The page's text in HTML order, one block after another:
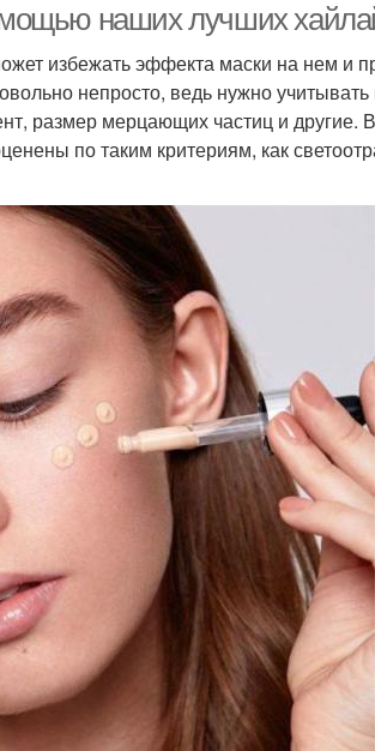
наших лучших
избежать эффекта маски на нем и
непросто, ведь нужно
размер мерцающих частиц и другие.
по таким критериям, как